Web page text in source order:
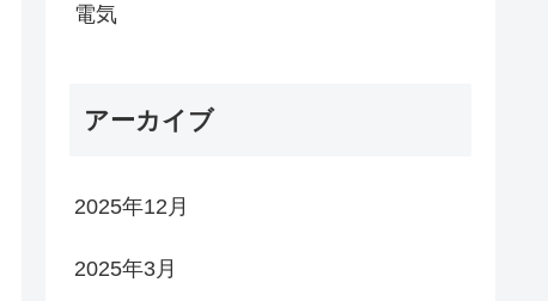
電気
アーカイブ
2025年12月
2025年3月